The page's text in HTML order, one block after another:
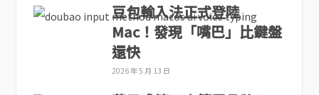
豆包輸入法正式登陸
Mac！發現「嘴巴」比鍵盤
還快
2026 年 5 月 13 日